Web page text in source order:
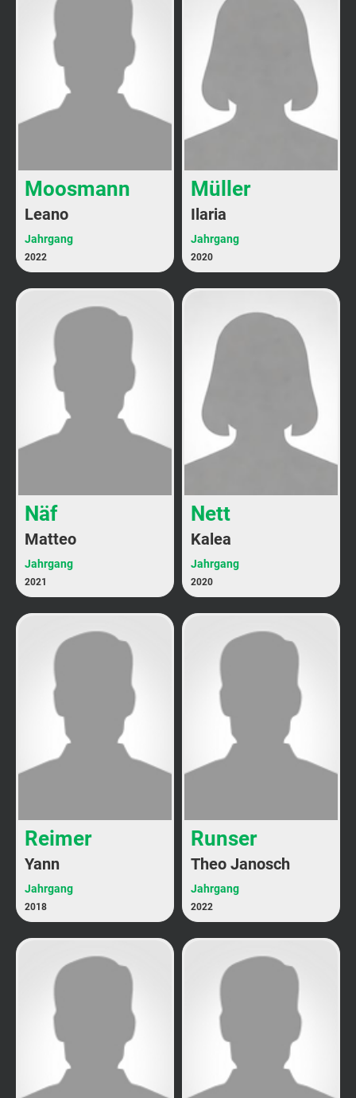
Moosmann
Leano
Jahrgang
2022
Müller
Ilaria
Jahrgang
2020
Näf
Matteo
Jahrgang
2021
Nett
Kalea
Jahrgang
2020
Reimer
Yann
Jahrgang
2018
Runser
Theo Janosch
Jahrgang
2022